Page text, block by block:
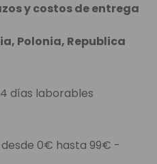
y costos de entrega
Polonia, Republica
4 días laborables
desde 0€ hasta 99€ -